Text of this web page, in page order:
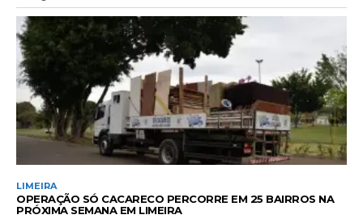
LIMEIRA
OPERAÇÃO SÓ CACARECO PERCORRE EM 25 BAIRROS NA
PRÓXIMA SEMANA EM LIMEIRA